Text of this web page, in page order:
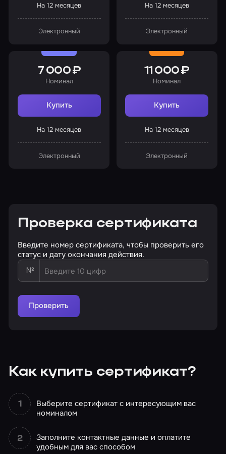
На 12 месяцев
Электронный
На 12 месяцев
Электронный
7 000 ₽
Номинал
Купить
На 12 месяцев
Электронный
11 000 ₽
Номинал
Купить
На 12 месяцев
Электронный
Проверка сертификата
Введите номер сертификата, чтобы проверить его
статус и дату окончания действия.
№
Проверить
Как купить сертификат?
Выберите сертификат с интересующим вас
номиналом
Заполните контактные данные и оплатите
удобным для вас способом